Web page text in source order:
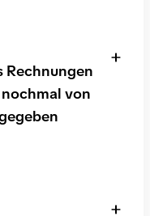
verwaltest du und
im Home-Office
Rechnungen
von